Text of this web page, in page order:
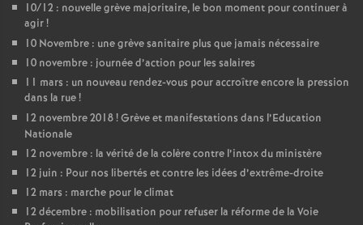
10/12 : nouvelle grève majoritaire, le bon moment pour continuer à
agir!
10 Novembre : une grève sanitaire plus que jamais nécessaire
10 novembre : journée d’action pour les salaires
11 mars : un nouveau rendez-vous pour accroître encore la pression
dans la rue!
12 novembre 2018! Grève et manifestations dans l’Education
Nationale
12 novembre : la vérité de la colère contre l’intox du ministère
12 juin : Pour nos libertés et contre les idées d’extrême-droite
12 mars : marche pour le climat
12 décembre : mobilisation pour refuser la réforme de la Voie